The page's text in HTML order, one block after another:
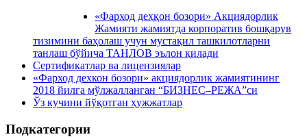
«Фарход деҳқон бозори» Акциядорлик
Жамияти жамиятда корпоратив бошқарув
тизимини баҳолаш учун мустақил ташкилотларни
танлаш бўйича ТАНЛОВ эълон қилади
Сертификатлар ва лицензиялар
«Фарход дехкон бозори» акциядорлик жамиятининг
2018 йилга мўлжалланган “БИЗНЕС–РЕЖА”си
Ўз кучини йўқотган ҳужжатлар
Подкатегории